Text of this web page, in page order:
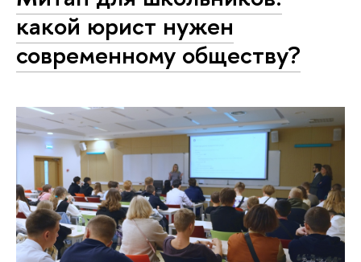
какой юрист нужен
современному обществу?